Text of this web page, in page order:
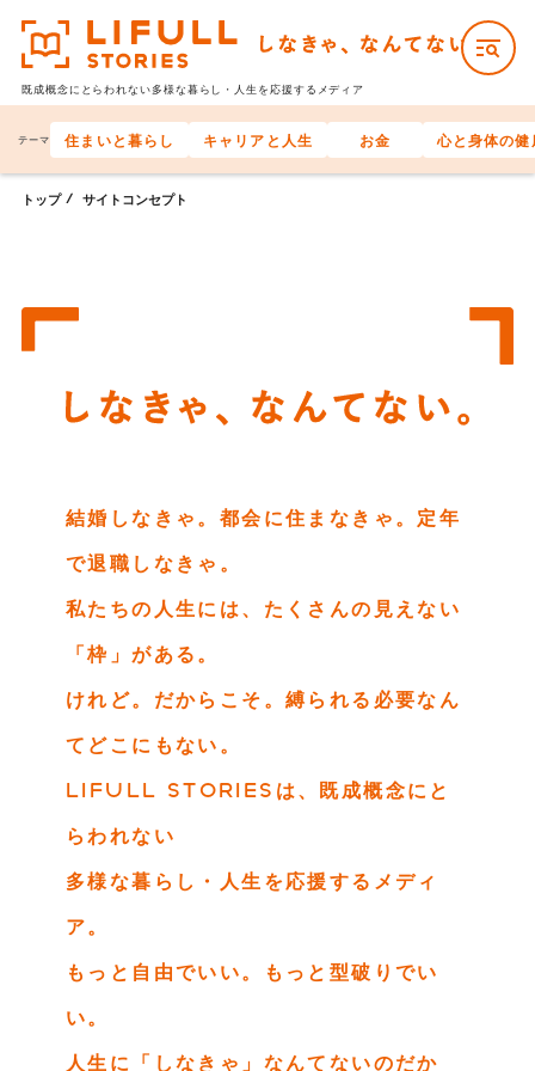
既成概念にとらわれない多様な暮らし・人生を応援するメディア
テーマ 住まいと暮らし キャリアと人生 お金 心と身体の健
トップ サイトコンセプト
結婚しなきゃ。都会に住まなきゃ。定年
で退職しなきゃ。
私たちの人生には、たくさんの見えない
「枠」がある。
けれど。だからこそ。縛られる必要なん
てどこにもない。
LIFULL STORIESは、既成概念にと
らわれない
多様な暮らし・人生を応援するメディ
ア。
もっと自由でいい。もっと型破りでい
い。
人生に「しなきゃ」なんてないのだか